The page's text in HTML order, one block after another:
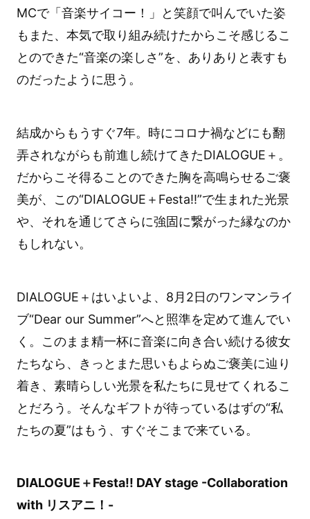
MCで「音楽サイコー！」と笑顔で叫んでいた姿
もまた、本気で取り組み続けたからこそ感じるこ
とのできた“音楽の楽しさ”を、ありありと表すも
のだったように思う。
結成からもうすぐ7年。時にコロナ禍などにも翻
弄されながらも前進し続けてきたDIALOGUE＋。
だからこそ得ることのできた胸を高鳴らせるご褒
美が、この“DIALOGUE＋Festa!!”で生まれた光景
や、それを通じてさらに強固に繋がった縁なのか
もしれない。
DIALOGUE＋はいよいよ、8月2日のワンマンライ
ブ“Dear our Summer”へと照準を定めて進んでい
く。このまま精一杯に音楽に向き合い続ける彼女
たちなら、きっとまた思いもよらぬご褒美に辿り
着き、素晴らしい光景を私たちに見せてくれるこ
とだろう。そんなギフトが待っているはずの“私
たちの夏”はもう、すぐそこまで来ている。
DIALOGUE＋Festa!! DAY stage -Collaboration
with リスアニ！-